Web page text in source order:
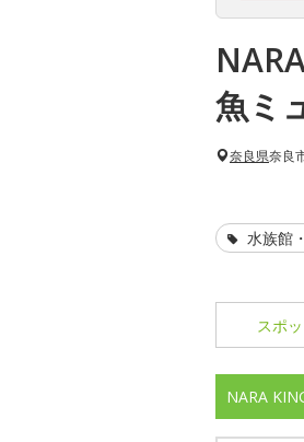
魚ミ
奈良県奈良
水族館
スポ
NARA